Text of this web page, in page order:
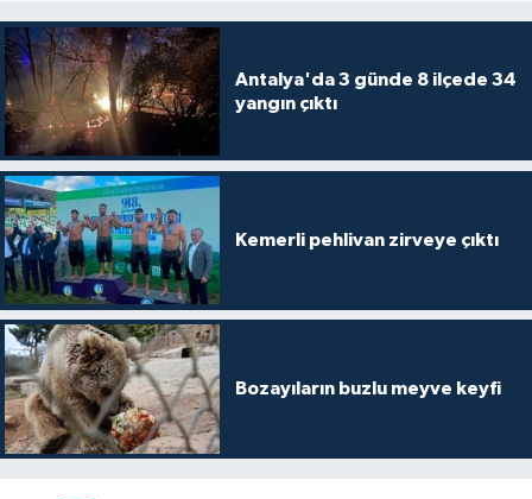
Antalya'da 3 günde 8 ilçede 34
yangın çıktı
Kemerli pehlivan zirveye çıktı
Bozayıların buzlu meyve keyfi